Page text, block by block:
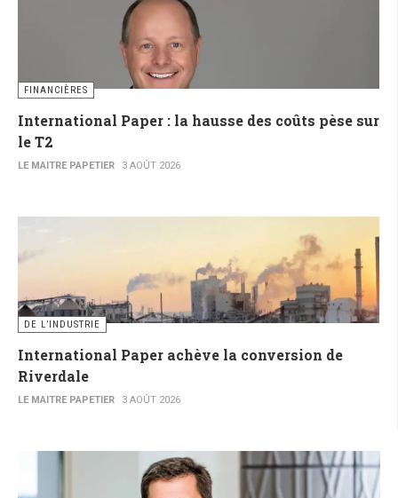
FINANCIÈRES
International Paper : la hausse des coûts pèse sur
le T2
LE MAITRE PAPETIER 3 AOÛT 2026
DE L’INDUSTRIE
International Paper achève la conversion de
Riverdale
LE MAITRE PAPETIER 3 AOÛT 2026